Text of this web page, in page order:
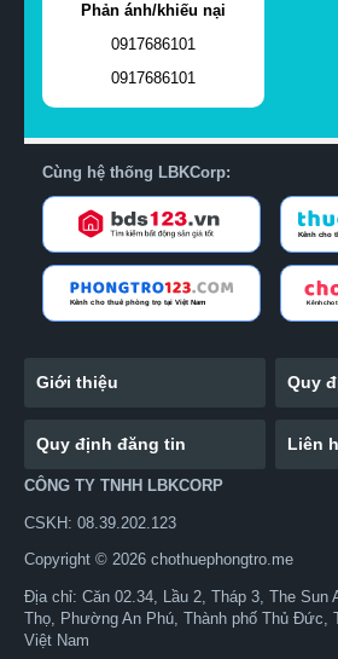
Phản ánh/khiếu nại
0917686101
0917686101
Cùng hệ thống LBKCorp:
Giới thiệu Quy
Quy định đăng tin Liên
CÔNG TY TNHH LBKCORP
CSKH: 08.39.202.123
Copyright © 2026 chothuephongtro.me
Địa chỉ: Căn 02.34, Lầu 2, Tháp 3, The Sun
Thọ, Phường An Phú, Thành phố Thủ Đức,
Việt Nam